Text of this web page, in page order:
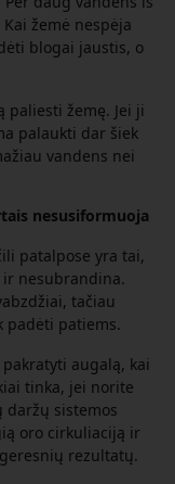
žemė nespėja
blogai jaustis, o
žemę. Jei ji
palaukti dar šiek
vandens nei
nesusiformuoja
patalpose yra tai,
nesubrandina.
tačiau
padėti patiems.
augalą, kai
tinka, jei norite
sistemos
oro cirkuliaciją ir
rezultatų.